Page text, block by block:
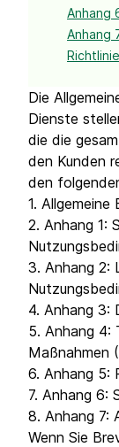
Anhang
Anhang
Richtlinie
Die
Dienste
die die
den Kunden
den
1. Allgemeine
2. Anhang 1:
3. Anhang 2:
4. Anhang 3:
5. Anhang 4:
Maßnahmen
6. Anhang 5:
7. Anhang 6:
8. Anhang 7:
Wenn Sie